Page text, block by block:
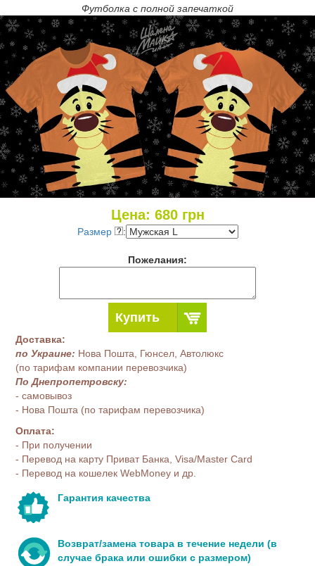
Футболка с полной запечаткой
Цена: 680грн
Размер :
Пожелания:
Купить
Доставка:
по Украине: Нова Пошта, Гюнсел, Автолюкс
(по тарифам компании перевозчика)
По Днепропетровску:
- самовывоз
- Нова Пошта (по тарифам перевозчика)
Оплата:
- При получении
- Перевод на карту Приват Банка, Visa/Master Card
- Перевод на кошелек WebMoney и др.
Гарантия качества
Возврат/замена товара в течение недели (в
случае брака или ошибки с размером)